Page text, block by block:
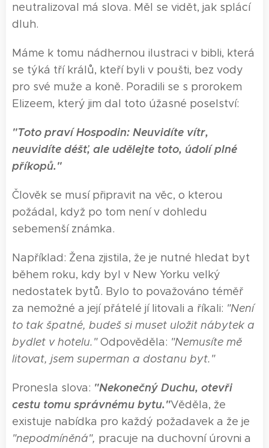
neutralizoval má slova. Měl se vidět, jak splácí
dluh.
Máme k tomu nádhernou ilustraci v bibli, která
se týká tří králů, kteří byli v poušti, bez vody
pro své muže a koně. Poradili se s prorokem
Elizeem, který jim dal toto úžasné poselství:
"Toto praví Hospodin: Neuvidíte vítr,
neuvidíte déšť, ale udělejte toto, údolí plné
příkopů."
Člověk se musí připravit na věc, o kterou
požádal, když po tom není v dohledu
sebemenší známka.
Například: Žena zjistila, že je nutné hledat byt
během roku, kdy byl v New Yorku velký
nedostatek bytů. Bylo to považováno téměř
za nemožné a její přátelé jí litovali a říkali: "Není
to tak špatné, budeš si muset uložit nábytek a
bydlet v hotelu."Odpověděla: "Nemusíte mě
litovat, jsem superman a dostanu byt."
Pronesla slova: "Nekonečný Duchu, otevři
cestu tomu správnému bytu."Věděla, že
existuje nabídka pro každý požadavek a že je
"nepodmíněná", pracuje na duchovní úrovni a